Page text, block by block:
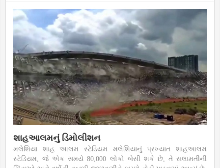
શાહઆલમનું ડિમોલીશન
મલેશિયા શાહ આલમ સ્ટેડિયમ મલેશિયાનું પ્રખ્યાત શાહઆલમ
સ્ટેડિયમ, જે એક સમયે 80,000 લોકો બેસી શકે છે, તે સલામતીની